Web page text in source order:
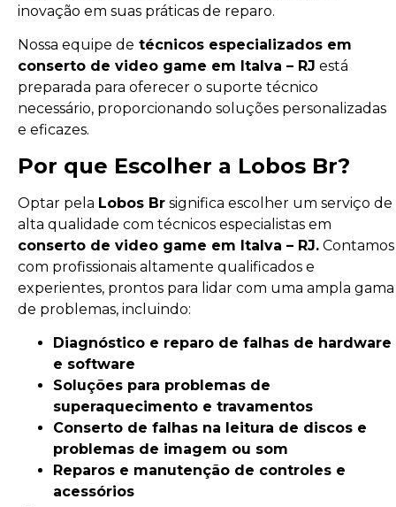
inovação em suas práticas de reparo.
Nossa equipe de técnicos especializados em
conserto de video game em Italva – RJ está
preparada para oferecer o suporte técnico
necessário, proporcionando soluções personalizadas
e eficazes.
Por que Escolher a Lobos Br?
Optar pela Lobos Br significa escolher um serviço de
alta qualidade com técnicos especialistas em
conserto de video game em Italva – RJ. Contamos
com profissionais altamente qualificados e
experientes, prontos para lidar com uma ampla gama
de problemas, incluindo:
Diagnóstico e reparo de falhas de hardware
e software
Soluções para problemas de
superaquecimento e travamentos
Conserto de falhas na leitura de discos e
problemas de imagem ou som
Reparos e manutenção de controles e
acessórios